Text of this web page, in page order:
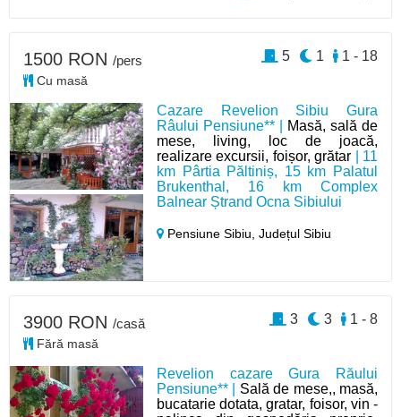
Cazare Revelion Sibiu Gura
Râului Pensiune** |
Masă, sală de
mese, living, loc de joacă,
realizare excursii, foișor, grătar | 11
km Pârtia Păltiniș, 15 km Palatul
Brukenthal, 16 km Complex
Balnear Ștrand Ocna Sibiului
Pensiune Sibiu,Județul Sibiu
1500 RON /pers
Cu masă
1 - 18
1
5
Revelion cazare Gura Răului
Pensiune** | Sală de mese,, masă,
bucatarie dotata, gratar, foisor, vin -
3900 RON /casă
Fără masă
1 - 8
3
3